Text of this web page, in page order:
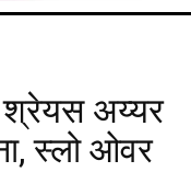
श्रेयस अय्यर
स्लो ओवर